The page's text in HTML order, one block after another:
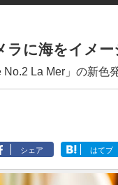
ラに海をイメ
La Mer」の新色
シェア はてブ